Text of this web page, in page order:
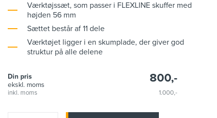
Værktøjssæt, som passer i FLEXLINE skuffer med
højden 56 mm
Sættet består af 11 dele
Værktøjet ligger i en skumplade, der giver god
struktur på alle delene
Din pris
ekskl. moms
800,-
inkl. moms 1.000,-